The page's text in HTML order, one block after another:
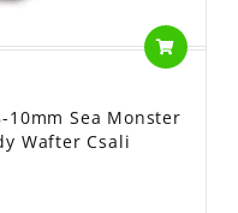
10mm Sea Monster
Wafter Csali